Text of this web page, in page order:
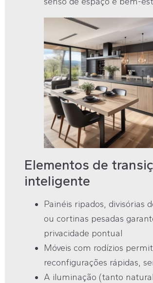
Elementos de
inteligente
Painéis ripados, divisórias
ou cortinas pesadas
privacidade pontual
Móveis com rodízios
reconfigurações rápidas,
A iluminação (tanto